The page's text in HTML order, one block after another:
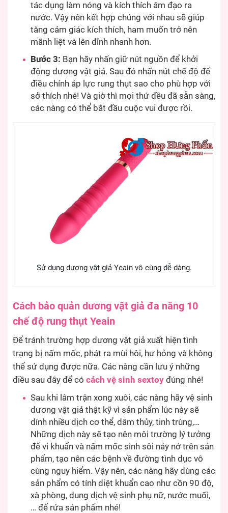
tác dụng làm nóng và kích thích âm đạo ra
nước. Vậy nên kết hợp chúng với nhau sẽ giúp
tăng cảm giác kích thích, ham muốn trở nên
mãnh liệt và lên đỉnh nhanh hơn.
Bước 3: Bạn hãy nhấn giữ nút nguồn để khởi
động dương vật giả. Sau đó nhấn nút chế độ để
điều chỉnh áp lực rung thụt sao cho phù hợp với
sở thích nhé! Và giờ thì mọi thứ đều đã sẵn sàng,
các nàng có thể bắt đầu cuộc vui được rồi.
Sử dụng dương vật giả Yeain vô cùng dễ dàng.
Cách bảo quản dương vật giả đa năng 10
chế độ rung thụt Yeain
Để tránh trường hợp dương vật giả xuất hiện tình
trạng bị nấm mốc, phát ra mùi hôi, hư hỏng và không
thể sử dụng được nữa. Các nàng cần lưu ý những
điều sau đây để có cách vệ sinh sextoy đúng nhé!
Sau khi lâm trận xong xuôi, các nàng hãy vệ sinh
dương vật giả thật kỹ vì sản phẩm lúc này sẽ
dính nhiều dịch cơ thể, dâm thủy, tinh trùng,…
Những dịch này sẽ tạo nên môi trường lý tưởng
để vi khuẩn và nấm mốc sinh sôi nảy nở trên sản
phẩm, tạo nên các bệnh về đường tình dục vô
cùng nguy hiểm. Vậy nên, các nàng hãy dùng các
sản phẩm có tính diệt khuẩn cao như cồn 90 độ,
xà phòng, dung dịch vệ sinh phụ nữ, nước muối,
… để rửa sản phẩm nhé!